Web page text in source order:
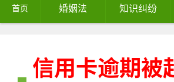
首页 婚姻法 知识纠纷
信用卡逾期被